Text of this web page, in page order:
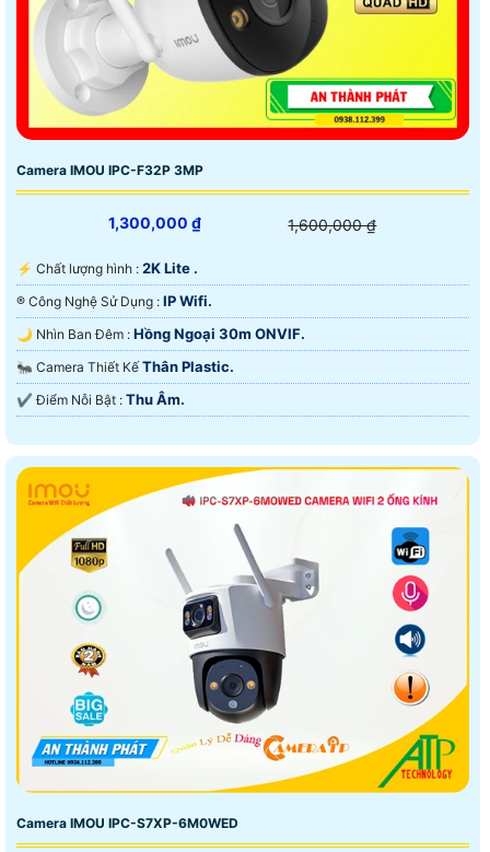
Camera IMOU IPC-F32P 3MP
1,300,000 ₫ 1,600,000 ₫
️⚡ Chất lượng hình : 2K Lite .
®️ Công Nghệ Sử Dụng : IP Wifi.
🌙 Nhìn Ban Đêm : Hồng Ngoại 30m ONVIF.
🐜 Camera Thiết Kế Thân Plastic.
️✔️ Điểm Nỗi Bật : Thu Âm.
Camera IMOU IPC-S7XP-6M0WED